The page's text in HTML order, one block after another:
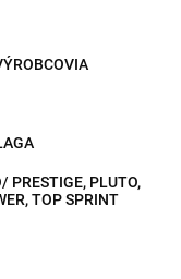
PRESTIGE, PLUTO,
TOP SPRINT